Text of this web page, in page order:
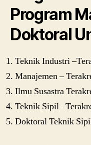
Program
Doktoral
Teknik Industri
Manajemen –
Ilmu Susastra
Teknik Sipil
Doktoral Teknik